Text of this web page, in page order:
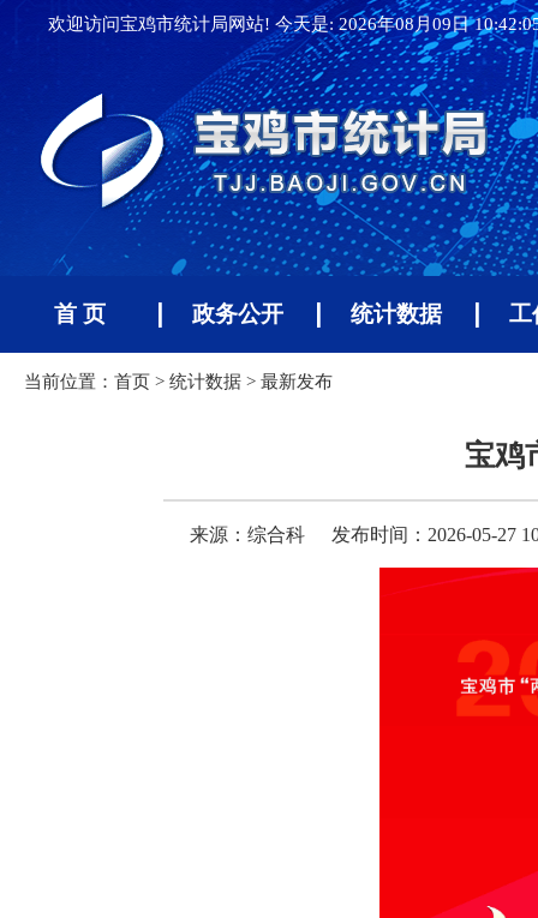
欢迎访问宝鸡市统计局网站! 今天是:2026年08月09日
首 页 政务公开 统计数据 工
当前位置： 首页 > 统计数据 > 最新发布
宝鸡
来源：综合科 发布时间：2026-05-27